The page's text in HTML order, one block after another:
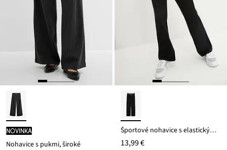
novinka
Nohavice s pukmi, široké
Športové nohavice s elastickým pásom
13,99 €